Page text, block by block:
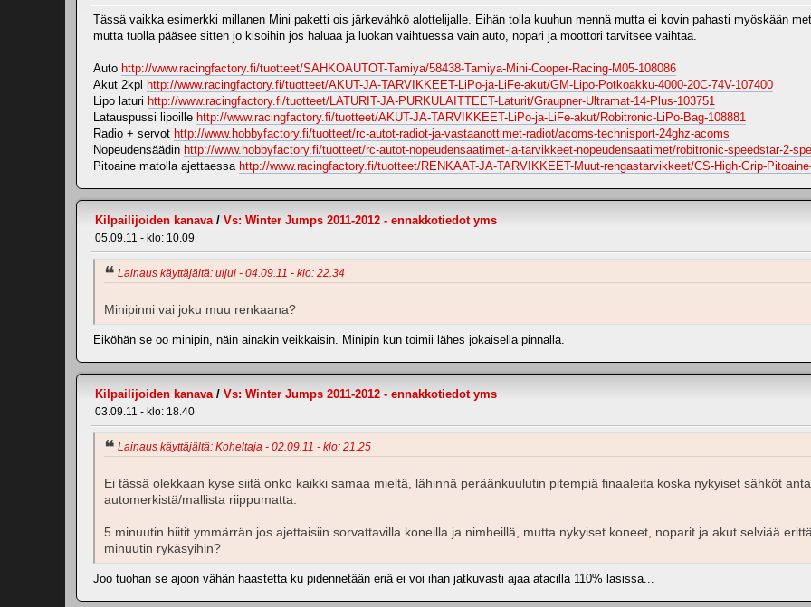
Tässä vaikka esimerkki millanen Mini paketti ois järkevähkö alottelijalle. Eihän tolla kuuhun mennä mutta ei kovin pahasti myöskään
mutta tuolla pääsee sitten jo kisoihin jos haluaa ja luokan vaihtuessa vain auto, nopari ja moottori tarvitsee vaihtaa.
Auto http://www.racingfactory.fi/tuotteet/SAHKOAUTOT-Tamiya/58438-Tamiya-Mini-Cooper-Racing-M05-108086
Akut 2kpl http://www.racingfactory.fi/tuotteet/AKUT-JA-TARVIKKEET-LiPo-ja-LiFe-akut/GM-Lipo-Potkoakku-4000-20C-74V-107400
Lipo laturi http://www.racingfactory.fi/tuotteet/LATURIT-JA-PURKULAITTEET-Laturit/Graupner-Ultramat-14-Plus-103751
Latauspussi lipoille http://www.racingfactory.fi/tuotteet/AKUT-JA-TARVIKKEET-LiPo-ja-LiFe-akut/Robitronic-LiPo-Bag-108881
Radio + servot http://www.hobbyfactory.fi/tuotteet/rc-autot-radiot-ja-vastaanottimet-radiot/acoms-technisport-24ghz-acoms
Nopeudensäädin http://www.hobbyfactory.fi/tuotteet/rc-autot-nopeudensaatimet-ja-tarvikkeet-nopeudensaatimet/robitronic-speedstar-2-
Pitoaine matolla ajettaessa http://www.racingfactory.fi/tuotteet/RENKAAT-JA-TARVIKKEET-Muut-rengastarvikkeet/CS-High-Grip-
Kilpailijoiden kanava/ Vs: Winter Jumps 2011-2012 - ennakkotiedot yms
05.09.11 - klo: 10.09
Lainaus käyttäjältä: uijui - 04.09.11 - klo: 22.34
Minipinni vai joku muu renkaana?
Eiköhän se oo minipin, näin ainakin veikkaisin. Minipin kun toimii lähes jokaisella pinnalla.
Kilpailijoiden kanava / Vs: Winter Jumps 2011-2012 - ennakkotiedot yms
03.09.11 - klo: 18.40
Lainaus käyttäjältä: Koheltaja - 02.09.11 - klo: 21.25
Ei tässä olekkaan kyse siitä onko kaikki samaa mieltä, lähinnä peräänkuulutin pitempiä finaaleita koska nykyiset sähköt
automerkistä/mallista riippumatta.
5 minuutin hiitit ymmärrän jos ajettaisiin sorvattavilla koneilla ja nimheillä, mutta nykyiset koneet, noparit ja akut selviää
minuutin rykäsyihin?
Joo tuohan se ajoon vähän haastetta ku pidennetään eriä ei voi ihan jatkuvasti ajaa atacilla 110% lasissa...